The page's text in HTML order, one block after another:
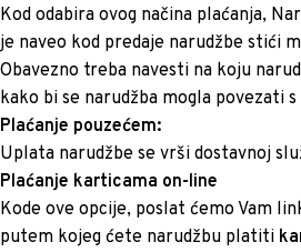
Kod odabira ovog načina plaćanja,
je naveo kod predaje narudžbe stići
Obavezno treba navesti na koju
kako bi se narudžba mogla povezati
Plaćanje pouzećem:
Uplata narudžbe se vrši dostavnoj
Plaćanje karticama on-line
Kode ove opcije, poslat ćemo Vam
putem kojeg ćete narudžbu platiti